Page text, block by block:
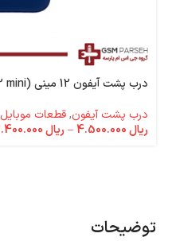
توضیحات
درب پشت آیفون 12 مینی (Apple iPhone 12 mini)
درب پشت آیفون,قطعات موبایل
ریال
– ریال